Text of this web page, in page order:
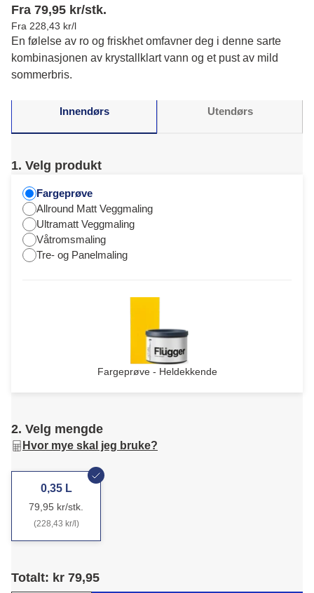
Fra 79,95 kr/stk.
Fra 228,43 kr/l
En følelse av ro og friskhet omfavner deg i denne sarte
kombinasjonen av krystallklart vann og et pust av mild
sommerbris.
Innendørs Utendørs
1. Velg produkt
Fargeprøve
Allround Matt Veggmaling
Ultramatt Veggmaling
Våtromsmaling
Tre- og Panelmaling
Fargeprøve - Heldekkende
2. Velg mengde
Hvor mye skal jeg bruke?
0,35 L
79,95 kr/stk.
(228,43 kr/l)
Totalt: kr 79,95